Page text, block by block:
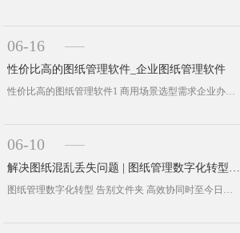
06-16
性价比高的图纸管理软件_企业图纸管理软件
性价比高的图纸管理软件1 商用场景选型需求企业办公选用图纸管理软件，核心看重功能完整、安全稳定、完善的售后保障。彩虹EDM 图···
06-10
解决图纸混乱丢失问题 | 图纸管理数字化转型方案
图纸管理数字化转型 告别文件夹 高效协同时至今日，仍有大量企业依赖本地文件夹、共享文件夹、移动硬盘来管理图纸。这种传统模式看似···